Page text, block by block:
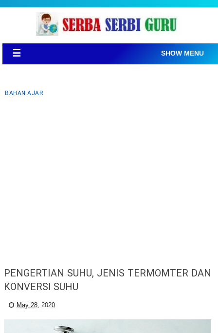
☰ SHOW MENU
BAHAN AJAR
PENGERTIAN SUHU, JENIS TERMOMTER DAN
KONVERSI SUHU
May 28, 2020